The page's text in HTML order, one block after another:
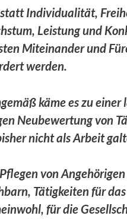
Individualität,
Leistung und
Miteinander und
werden.
käme es zu einer
Neubewertung von
nicht als Arbeit
von
Tätigkeiten für das
für die